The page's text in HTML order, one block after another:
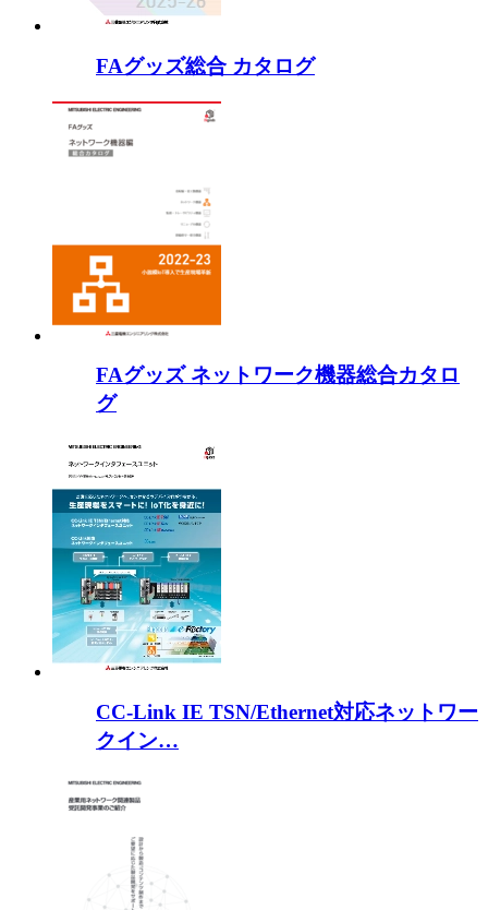
FAグッズ総合 カタログ
FAグッズ ネットワーク機器総合カタロ
グ
CC-Link IE TSN/Ethernet対応ネットワー
クイン…